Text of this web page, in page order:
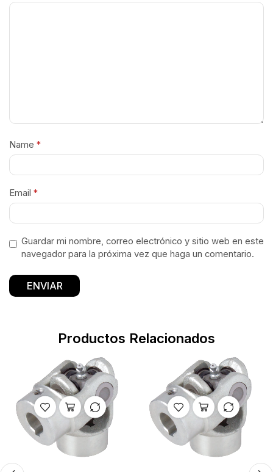
Name *
Email *
Guardar mi nombre, correo electrónico y sitio web en este
navegador para la próxima vez que haga un comentario.
Productos Relacionados